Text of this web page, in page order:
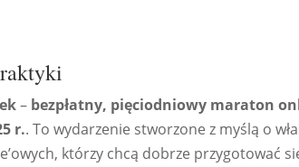
– bezpłatny, pięciodniowy maraton
r.. To wydarzenie stworzone z myślą o
którzy chcą dobrze przygotować